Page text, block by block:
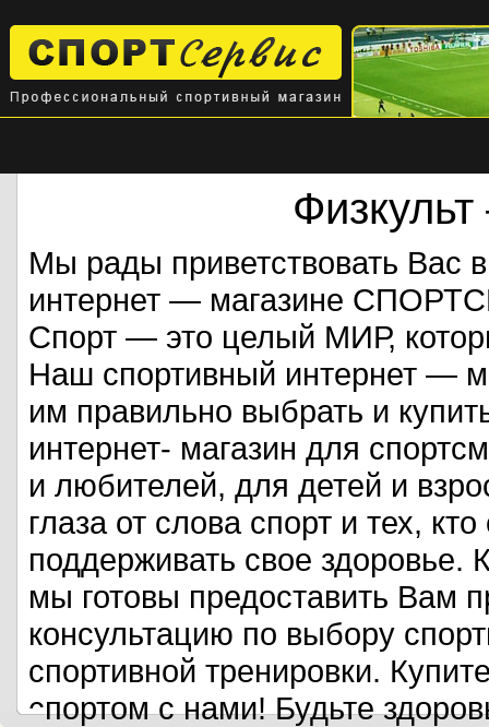
Мы рады приветствовать Вас
интернет — магазине
Спорт — это целый МИР,
Наш спортивный интернет —
им правильно выбрать и
интернет- магазин для
и любителей, для детей и
глаза от слова спорт и тех,
поддерживать свое
мы готовы предоставить Вам
консультацию по выбору
спортивной тренировки.
спортом с нами! Будьте